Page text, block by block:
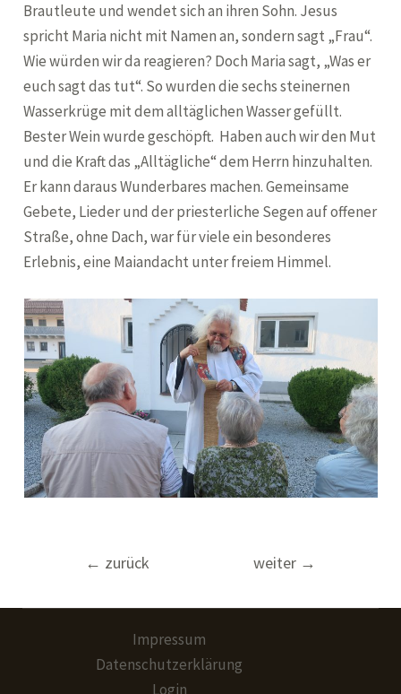
Brautleute und wendet sich an ihren Sohn. Jesus
spricht Maria nicht mit Namen an, sondern sagt „Frau“.
Wie würden wir da reagieren? Doch Maria sagt, „Was er
euch sagt das tut“. So wurden die sechs steinernen
Wasserkrüge mit dem alltäglichen Wasser gefüllt.
Bester Wein wurde geschöpft. Haben auch wir den Mut
und die Kraft das „Alltägliche“ dem Herrn hinzuhalten.
Er kann daraus Wunderbares machen. Gemeinsame
Gebete, Lieder und der priesterliche Segen auf offener
Straße, ohne Dach, war für viele ein besonderes
Erlebnis, eine Maiandacht unter freiem Himmel.
Beitragsnavigation
← zurück weiter →
Impressum
Datenschutzerklärung
Login